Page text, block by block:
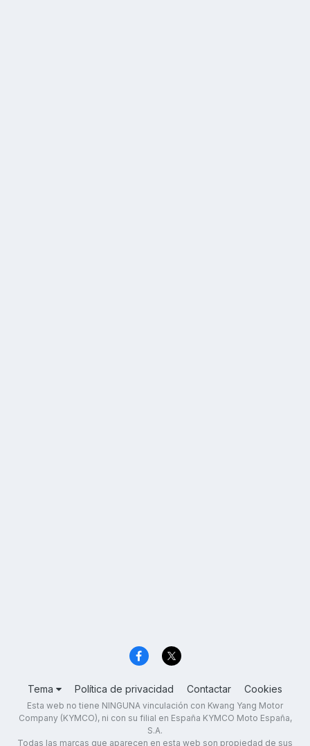
Tema Política de privacidad Contactar Cookies
Esta web no tiene NINGUNA vinculación con Kwang Yang Motor
Company (KYMCO), ni con su filial en España KYMCO Moto España,
S.A.
Todas las marcas que aparecen en esta web son propiedad de sus